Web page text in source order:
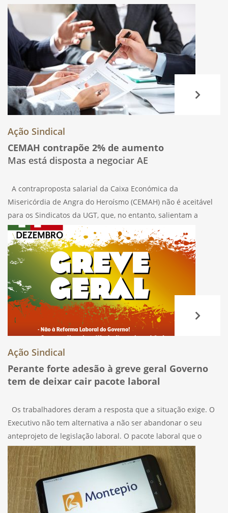
sitas à: Praça Luís de Camões, 10 (Galerias CARF2)
Ação Sindical
CEMAH contrapõe 2% de aumento
Mas está disposta a negociar AE
A contraproposta salarial da Caixa Económica da
Misericórdia de Angra do Heroísmo (CEMAH) não é aceitável
para os Sindicatos da UGT, que, no entanto, salientam a
disponibilidade de negociação. A resposta da CEMAH à
proposta de revisão do AE
Ação Sindical
Perante forte adesão à greve geral Governo
tem de deixar cair pacote laboral
Os trabalhadores deram a resposta que a situação exige. O
Executivo não tem alternativa a não ser abandonar o seu
anteprojeto de legislação laboral. O pacote laboral que o
Governo quer impor aos trabalhadores significa precariedade
mascarada de liberdade.